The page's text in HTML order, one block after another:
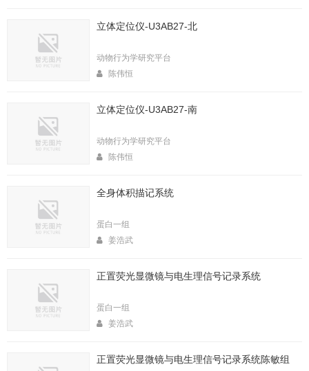
立体定位仪-U3AB27-北
动物行为学研究平台
陈伟恒
立体定位仪-U3AB27-南
动物行为学研究平台
陈伟恒
全身体积描记系统
蛋白一组
姜浩武
正置荧光显微镜与电生理信号记录系统
蛋白一组
姜浩武
正置荧光显微镜与电生理信号记录系统陈敏组